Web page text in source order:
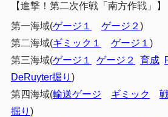
【進撃！第二次作戦「南方作戦」】
第一海域(ゲージ１ ゲージ２ )
第二海域(ギミック１ ゲージ１ )
第三海域(ゲージ１ ゲージ２ 育成
DeRuyter掘り )
第四海域(輸送ゲージ ギミック
掘り )